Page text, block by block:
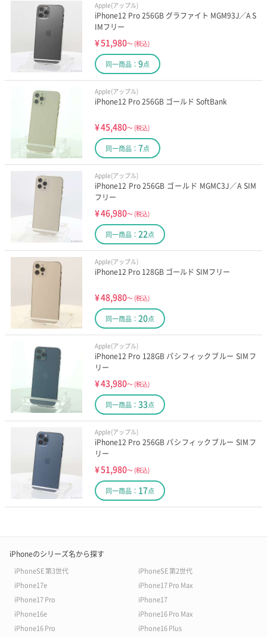
Apple(アップル)
iPhone12 Pro 256GB グラファイト MGM93J／A S
IMフリー
¥51,980～ (税込)
同一商品： 9点
Apple(アップル)
iPhone12 Pro 256GB ゴールド SoftBank
¥45,480～ (税込)
同一商品： 7点
Apple(アップル)
iPhone12 Pro 256GB ゴールド MGMC3J／A SIM
フリー
¥46,980～ (税込)
同一商品： 22点
Apple(アップル)
iPhone12 Pro 128GB ゴールド SIMフリー
¥48,980～ (税込)
同一商品： 20点
Apple(アップル)
iPhone12 Pro 128GB パシフィックブルー SIMフ
リー
¥43,980～ (税込)
同一商品： 33点
Apple(アップル)
iPhone12 Pro 256GB パシフィックブルー SIMフ
リー
¥51,980～ (税込)
同一商品： 17点
iPhoneのシリーズ名から探す
iPhoneSE 第3世代
iPhoneSE 第2世代
iPhone17e
iPhone17 Pro Max
iPhone17 Pro
iPhone17
iPhone16e
iPhone16 Pro Max
iPhone16 Pro
iPhone16 Plus